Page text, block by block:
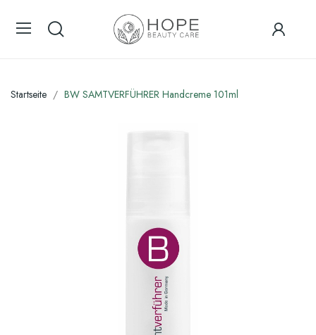
Startseite BW SAMTVERFÜHRER Handcreme 101ml